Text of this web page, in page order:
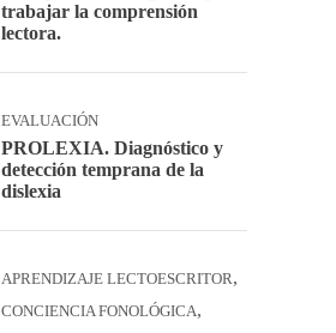
trabajar la comprensión
lectora.
EVALUACIÓN
PROLEXIA. Diagnóstico y
detección temprana de la
dislexia
APRENDIZAJE LECTOESCRITOR,
CONCIENCIA FONOLÓGICA,